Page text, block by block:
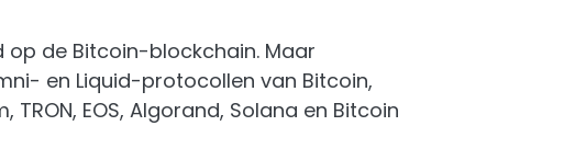
de Bitcoin-blockchain. Maar
en Liquid-protocollen van Bitcoin,
EOS, Algorand, Solana en Bitcoin